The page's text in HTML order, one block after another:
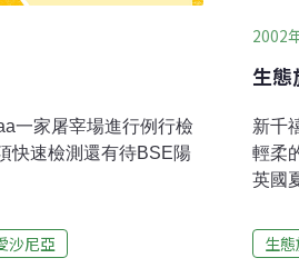
一家屠宰場進行例行檢
快速檢測還有待BSE陽
沙尼亞
2002
生態
新千禧， 舊千禧， 時
輕柔的關懷， 如母親懷抱小孩
英國
旅遊
那些
生